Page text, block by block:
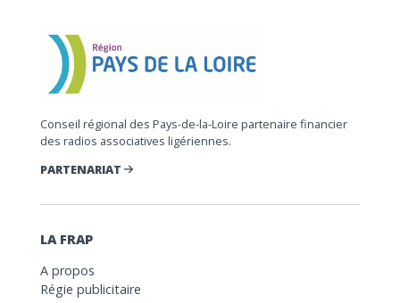
Conseil régional des Pays-de-la-Loire partenaire financier
des radios associatives ligériennes.
PARTENARIAT
LA FRAP
A propos
Régie publicitaire